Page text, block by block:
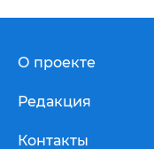
О проекте
Редакция
Контакты